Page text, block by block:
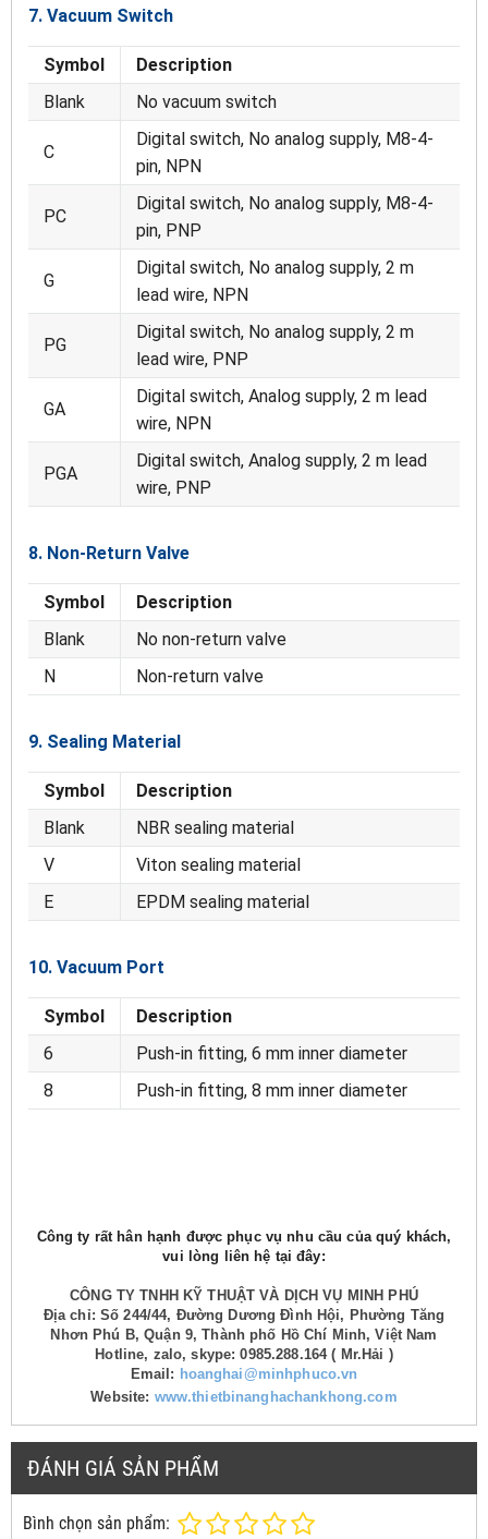
7. Vacuum Switch
Symbol
Description
Blank
No vacuum switch
C
Digital switch, No analog supply, M8-4-
pin, NPN
PC
Digital switch, No analog supply, M8-4-
pin, PNP
G
Digital switch, No analog supply, 2 m
lead wire, NPN
PG
Digital switch, No analog supply, 2 m
lead wire, PNP
GA
Digital switch, Analog supply, 2 m lead
wire, NPN
PGA
Digital switch, Analog supply, 2 m lead
wire, PNP
8. Non-Return Valve
Symbol
Description
Blank
No non-return valve
N
Non-return valve
9. Sealing Material
Symbol
Description
Blank
NBR sealing material
V
Viton sealing material
E
EPDM sealing material
10. Vacuum Port
Symbol
Description
6
Push-in fitting, 6 mm inner diameter
8
Push-in fitting, 8 mm inner diameter
Công ty rất hân hạnh được phục vụ nhu cầu của quý khách,
vui lòng liên hệ tại đây:
CÔNG TY TNHH KỸ THUẬT VÀ DỊCH VỤ MINH PHÚ
Địa chỉ: Số 244/44, Đường Dương Đình Hội, Phường Tăng
Nhơn Phú B, Quận 9, Thành phố Hồ Chí Minh, Việt Nam
Hotline, zalo, skype: 0985.288.164 ( Mr.Hải )
Email: hoanghai@minhphuco.vn
Website: www.thietbinanghachankhong.com
ĐÁNH GIÁ SẢN PHẨM
Bình chọn sản phẩm: